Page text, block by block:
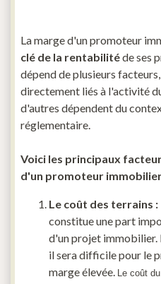
La marge d'un promoteur
clé de la rentabilitéde ses
dépend de plusieurs
directement liés à l'activité
d'autres dépendent du
réglementaire.
Voici les principaux
d'un promoteur
Le coût des terrains :
constitue une part
d'un projet immobilier.
il sera difficile pour le
marge élevée. Le coût